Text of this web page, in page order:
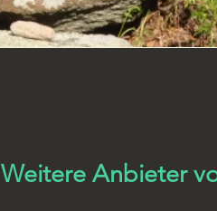
Weitere Anbieter